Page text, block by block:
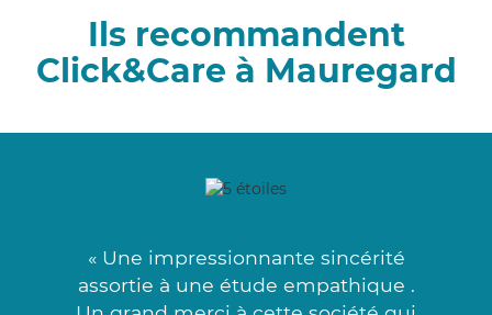
Ils recommandent
Click&Care à Mauregard
« Une impressionnante sincérité
assortie à une étude empathique .